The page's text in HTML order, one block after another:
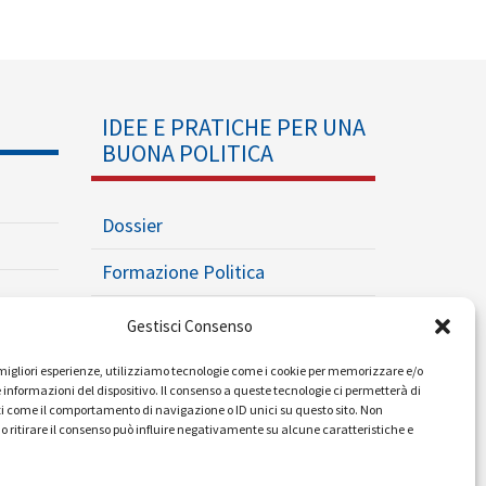
Gestisci Consenso
esperienze, utilizziamo tecnologie come i cookie per memorizzare e/o
del dispositivo. Il consenso a queste tecnologie ci permetterà di
come il comportamento di navigazione o ID unici su questo sito. Non
ritirare il consenso può influire negativamente su alcune caratteristiche e
IDEE E PRATICHE PER UNA
BUONA POLITICA
Dossier
Formazione Politica
Eventi
Ricerche e Analisi